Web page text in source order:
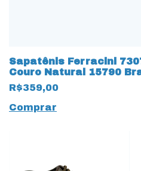
Sapatênis Ferracini
Couro Natural 15790
R$359,00
Comprar